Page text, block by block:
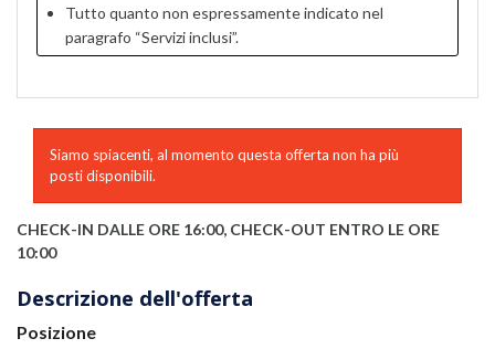
Tutto quanto non espressamente indicato nel
paragrafo “Servizi inclusi”.
Siamo spiacenti, al momento questa offerta non ha più
posti disponibili.
CHECK-IN DALLE ORE 16:00, CHECK-OUT ENTRO LE ORE
10:00
Descrizione dell'offerta
Posizione